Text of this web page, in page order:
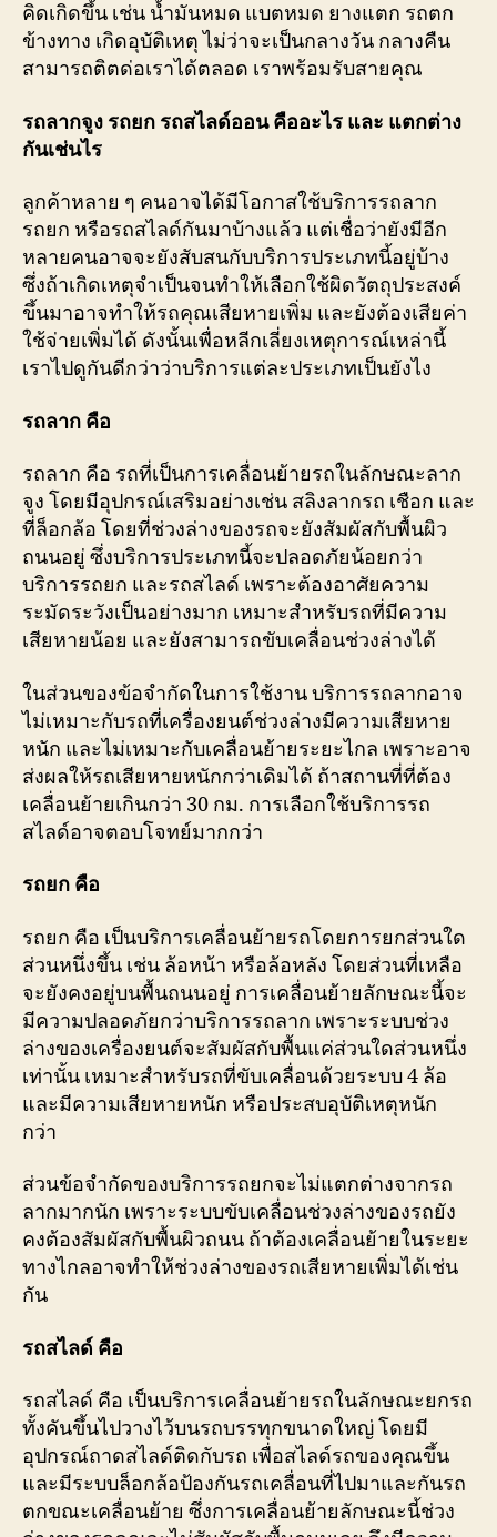
คิดเกิดขึ้น เช่น น้ำมันหมด แบตหมด ยางแตก รถตก
ข้างทาง เกิดอุบัติเหตุ ไม่ว่าจะเป็นกลางวัน กลางคืน
สามารถติตด่อเราได้ตลอด เราพร้อมรับสายคุณ
รถลากจูง รถยก รถสไลด์ออน คืออะไร และ แตกต่าง
กันเช่นไร
ลูกค้าหลาย ๆ คนอาจได้มีโอกาสใช้บริการรถลาก
รถยก หรือรถสไลด์กันมาบ้างแล้ว แต่เชื่อว่ายังมีอีก
หลายคนอาจจะยังสับสนกับบริการประเภทนี้อยู่บ้าง
ซึ่งถ้าเกิดเหตุจำเป็นจนทำให้เลือกใช้ผิดวัตถุประสงค์
ขึ้นมาอาจทำให้รถคุณเสียหายเพิ่ม และยังต้องเสียค่า
ใช้จ่ายเพิ่มได้ ดังนั้นเพื่อหลีกเลี่ยงเหตุการณ์เหล่านี้
เราไปดูกันดีกว่าว่าบริการแต่ละประเภทเป็นยังไง
รถลาก คือ
รถลาก คือ รถที่เป็นการเคลื่อนย้ายรถในลักษณะลาก
จูง โดยมีอุปกรณ์เสริมอย่างเช่น สลิงลากรถ เชือก และ
ที่ล็อกล้อ โดยที่ช่วงล่างของรถจะยังสัมผัสกับพื้นผิว
ถนนอยู่ ซึ่งบริการประเภทนี้จะปลอดภัยน้อยกว่า
บริการรถยก และรถสไลด์ เพราะต้องอาศัยความ
ระมัดระวังเป็นอย่างมาก เหมาะสำหรับรถที่มีความ
เสียหายน้อย และยังสามารถขับเคลื่อนช่วงล่างได้
ในส่วนของข้อจำกัดในการใช้งาน บริการรถลากอาจ
ไม่เหมาะกับรถที่เครื่องยนต์ช่วงล่างมีความเสียหาย
หนัก และไม่เหมาะกับเคลื่อนย้ายระยะไกล เพราะอาจ
ส่งผลให้รถเสียหายหนักกว่าเดิมได้ ถ้าสถานที่ที่ต้อง
เคลื่อนย้ายเกินกว่า 30 กม. การเลือกใช้บริการรถ
สไลด์อาจตอบโจทย์มากกว่า
รถยก คือ
รถยก คือ เป็นบริการเคลื่อนย้ายรถโดยการยกส่วนใด
ส่วนหนึ่งขึ้น เช่น ล้อหน้า หรือล้อหลัง โดยส่วนที่เหลือ
จะยังคงอยู่บนพื้นถนนอยู่ การเคลื่อนย้ายลักษณะนี้จะ
มีความปลอดภัยกว่าบริการรถลาก เพราะระบบช่วง
ล่างของเครื่องยนต์จะสัมผัสกับพื้นแค่ส่วนใดส่วนหนึ่ง
เท่านั้น เหมาะสำหรับรถที่ขับเคลื่อนด้วยระบบ 4 ล้อ
และมีความเสียหายหนัก หรือประสบอุบัติเหตุหนัก
กว่า
ส่วนข้อจำกัดของบริการรถยกจะไม่แตกต่างจากรถ
ลากมากนัก เพราะระบบขับเคลื่อนช่วงล่างของรถยัง
คงต้องสัมผัสกับพื้นผิวถนน ถ้าต้องเคลื่อนย้ายในระยะ
ทางไกลอาจทำให้ช่วงล่างของรถเสียหายเพิ่มได้เช่น
กัน
รถสไลด์ คือ
รถสไลด์ คือ เป็นบริการเคลื่อนย้ายรถในลักษณะยกรถ
ทั้งคันขึ้นไปวางไว้บนรถบรรทุกขนาดใหญ่ โดยมี
อุปกรณ์ถาดสไลด์ติดกับรถ เพื่อสไลด์รถของคุณขึ้น
และมีระบบล็อกล้อป้องกันรถเคลื่อนที่ไปมาและกันรถ
ตกขณะเคลื่อนย้าย ซึ่งการเคลื่อนย้ายลักษณะนี้ช่วง